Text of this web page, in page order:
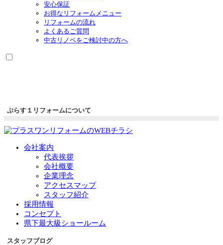
安心保証
お得なリフォームメニュー
リフォームの流れ
よくあるご質問
中古リノベをご検討中の方へ
ぷらす１リフォームについて
会社案内
代表挨拶
会社概要
企業理念
アクセスマップ
スタッフ紹介
採用情報
コンセプト
県下最大級ショールーム
スタッフブログ